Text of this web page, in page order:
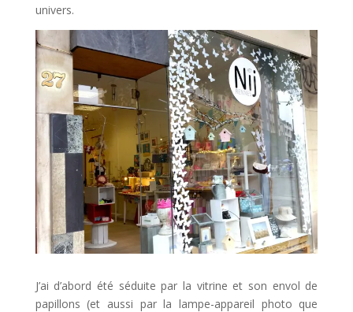
univers.
J’ai d’abord été séduite par la vitrine et son envol de
papillons (et aussi par la lampe-appareil photo que